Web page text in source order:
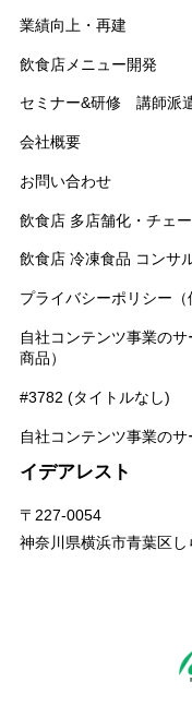
業績向上・再建
飲食店メニュー開発
セミナー&研修 講師派
会社概要
お問い合わせ
飲食店 多店舗化・チェ
飲食店 冷凍食品 コンサ
プライバシーポリシー（
自社コンテンツ事業の
商品）
#3782 (タイトルなし)
自社コンテンツ事業のサ
イデアレスト
〒227-0054
神奈川県横浜市青葉区